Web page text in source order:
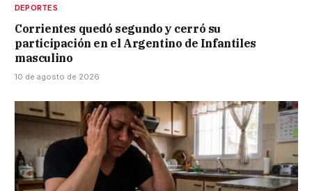
DEPORTES
Corrientes quedó segundo y cerró su
participación en el Argentino de Infantiles
masculino
10 de agosto de 2026